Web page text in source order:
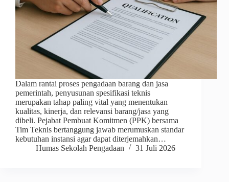
Dalam rantai proses pengadaan barang dan jasa
pemerintah, penyusunan spesifikasi teknis
merupakan tahap paling vital yang menentukan
kualitas, kinerja, dan relevansi barang/jasa yang
dibeli. Pejabat Pembuat Komitmen (PPK) bersama
Tim Teknis bertanggung jawab merumuskan standar
kebutuhan instansi agar dapat diterjemahkan…
Humas Sekolah Pengadaan
31 Juli 2026